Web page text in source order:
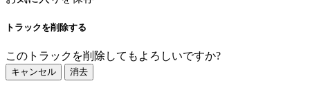
トラックを削除する
このトラックを削除してもよろしいですか?
キャンセル 消去